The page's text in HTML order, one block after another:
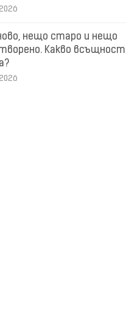
нещо старо и нещо
Какво всъщност